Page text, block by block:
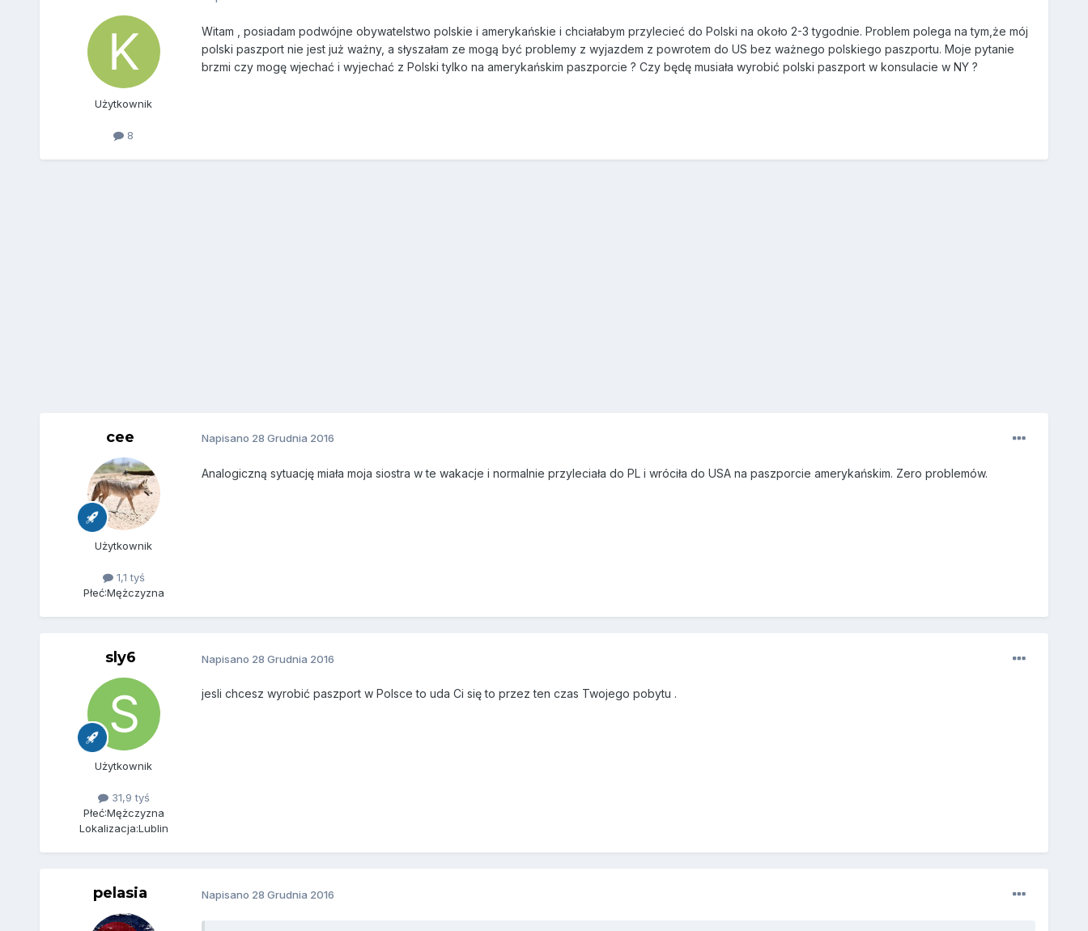
Użytkownik
8
Witam , posiadam podwójne obywatelstwo polskie i amerykańskie i chciałabym przylecieć do Polski na około 2-3 tygodnie. Problem polega na tym,że mój
polski paszport nie jest już ważny, a słyszałam ze mogą być problemy z wyjazdem z powrotem do US bez ważnego polskiego paszportu. Moje pytanie
brzmi czy mogę wjechać i wyjechać z Polski tylko na amerykańskim paszporcie ? Czy będę musiała wyrobić polski paszport w konsulacie w NY ?
cee
Użytkownik
1,1 tyś
Płeć:Mężczyzna
Napisano 28 Grudnia 2016
Analogiczną sytuację miała moja siostra w te wakacje i normalnie przyleciała do PL i wróciła do USA na paszporcie amerykańskim. Zero problemów.
sly6
Użytkownik
31,9 tyś
Płeć:Mężczyzna
Lokalizacja:Lublin
Napisano 28 Grudnia 2016
jesli chcesz wyrobić paszport w Polsce to uda Ci się to przez ten czas Twojego pobytu .
pelasia Napisano 28 Grudnia 2016